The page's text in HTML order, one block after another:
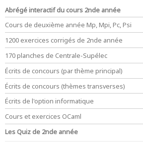
Abrégé interactif du cours 2nde année
Cours de deuxième année Mp, Mpi, Pc, Psi
1200 exercices corrigés de 2nde année
170 planches de Centrale-Supélec
Écrits de concours (par thème principal)
Écrits de concours (thèmes transverses)
Écrits de l'option informatique
Cours et exercices OCaml
Les Quiz de 2nde année